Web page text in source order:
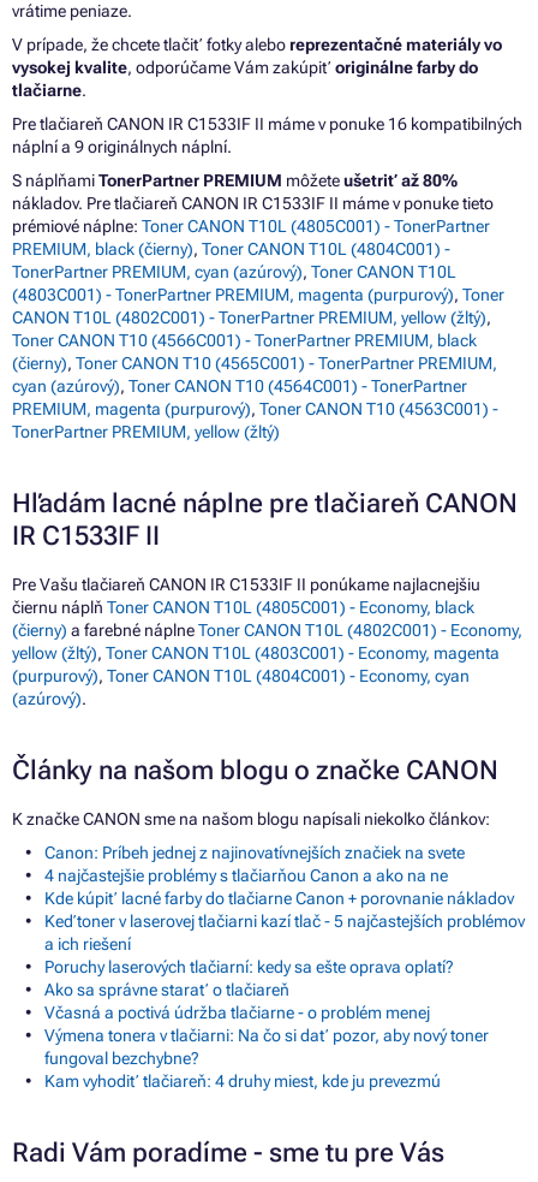
vrátime peniaze.
V prípade, že chcete tlačiť fotky aleboreprezentačné materiály vo
vysokej kvalite, odporúčame Vám zakúpiť originálne farby do
tlačiarne.
Pre tlačiareň CANON IR C1533IF II máme v ponuke 16 kompatibilných
náplní a 9 originálnych náplní.
S náplňamiTonerPartner PREMIUM môžeteušetriť až 80%
nákladov. Pre tlačiareň CANON IR C1533IF II máme v ponuke tieto
prémiové náplne: Toner CANON T10L (4805C001) - TonerPartner
PREMIUM, black (čierny), Toner CANON T10L (4804C001) -
TonerPartner PREMIUM, cyan (azúrový), Toner CANON T10L
(4803C001) - TonerPartner PREMIUM, magenta (purpurový), Toner
CANON T10L (4802C001) - TonerPartner PREMIUM, yellow (žltý),
Toner CANON T10 (4566C001) - TonerPartner PREMIUM, black
(čierny), Toner CANON T10 (4565C001) - TonerPartner PREMIUM,
cyan (azúrový), Toner CANON T10 (4564C001) - TonerPartner
PREMIUM, magenta (purpurový), Toner CANON T10 (4563C001) -
TonerPartner PREMIUM, yellow (žltý)
Hľadám lacné náplne pre tlačiareň CANON
IR C1533IF II
Pre Vašu tlačiareň CANON IR C1533IF II ponúkame najlacnejšiu
čiernu náplň Toner CANON T10L (4805C001) - Economy, black
(čierny) a farebné náplneToner CANON T10L (4802C001) - Economy,
yellow (žltý), Toner CANON T10L (4803C001) - Economy, magenta
(purpurový), Toner CANON T10L (4804C001) - Economy, cyan
(azúrový).
Články na našom blogu o značke CANON
K značke CANON sme na našom blogu napísali niekoľko článkov:
Canon: Príbeh jednej z najinovatívnejších značiek na svete
4 najčastejšie problémy s tlačiarňou Canon a ako na ne
Kde kúpiť lacné farby do tlačiarne Canon + porovnanie nákladov
Keď toner v laserovej tlačiarni kazí tlač - 5 najčastejších problémov
a ich riešení
Poruchy laserových tlačiarní: kedy sa ešte oprava oplatí?
Ako sa správne starať o tlačiareň
Včasná a poctivá údržba tlačiarne - o problém menej
Výmena tonera v tlačiarni: Na čo si dať pozor, aby nový toner
fungoval bezchybne?
Kam vyhodiť tlačiareň: 4 druhy miest, kde ju prevezmú
Radi Vám poradíme - sme tu pre Vás